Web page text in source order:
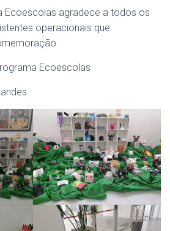
Ecoescolas agradece a todos os
operacionais que
Ecoescolas